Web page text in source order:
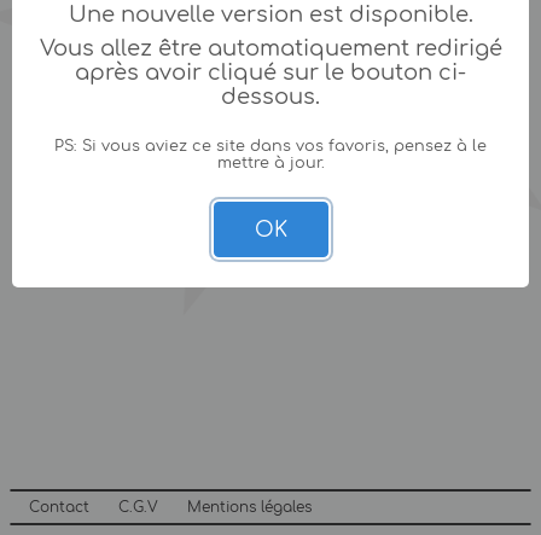
Contact C.G.V Mentions légales
Une nouvelle version est disponible.
Vous allez être automatiquement redirigé
après avoir cliqué sur le bouton ci-
dessous.
PS: Si vous aviez ce site dans vos favoris, pensez à le
mettre à jour.
OK